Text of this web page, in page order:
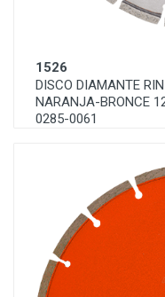
1526
DISCO DIAMANTE
NARANJA-BRONCE
0285-0061